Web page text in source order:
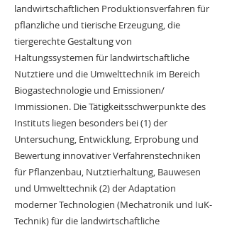
landwirtschaftlichen Produktionsverfahren für
pflanzliche und tierische Erzeugung, die
tiergerechte Gestaltung von
Haltungssystemen für landwirtschaftliche
Nutztiere und die Umwelttechnik im Bereich
Biogastechnologie und Emissionen/
Immissionen. Die Tätigkeitsschwerpunkte des
Instituts liegen besonders bei (1) der
Untersuchung, Entwicklung, Erprobung und
Bewertung innovativer Verfahrenstechniken
für Pflanzenbau, Nutztierhaltung, Bauwesen
und Umwelttechnik (2) der Adaptation
moderner Technologien (Mechatronik und IuK-
Technik) für die landwirtschaftliche